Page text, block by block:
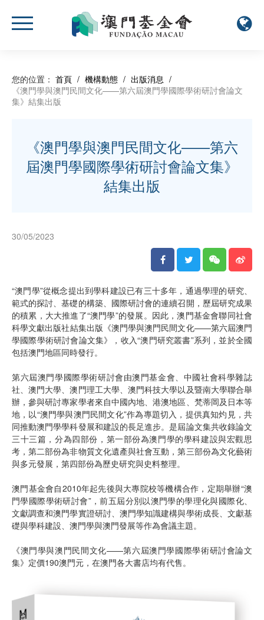
您的位置： 首頁 / 機構動態 / 出版消息 /
《澳門學與澳門民間文化——第六屆澳門學國際學術研討會論文
集》結集出版
《澳門學與澳門民間文化——第六
屆澳門學國際學術研討會論文集》
結集出版
30/05/2023
“澳門學”從概念提出到學科建設已有三十多年，通過學理的研究、
範式的探討、基礎的構築、國際研討會的連續召開，歷屆研究成果
的積累，大大推進了“澳門學”的發展。因此，澳門基金會聯同社會
科學文獻出版社結集出版《澳門學與澳門民間文化——第六屆澳門
學國際學術研討會論文集》，收入“澳門研究叢書”系列，並於全國
包括澳門地區同時發行。
第六屆澳門學國際學術研討會由澳門基金會、中國社會科學雜誌
社、澳門大學、澳門理工大學、澳門科技大學以及暨南大學聯合舉
辦，參與研討專家學者來自中國內地、港澳地區、梵蒂岡及日本等
地，以“澳門學與澳門民間文化”作為專題切入，提供真知灼見，共
同推動澳門學學科發展和建設的長足進步。是屆論文集共收錄論文
三十三篇，分為四部份，第一部份為澳門學的學科建設與宏觀思
考，第二部份為非物質文化遺產與社會互動，第三部份為文化藝術
與多元發展，第四部份為歷史研究與史料整理。
澳門基金會自2010年起先後與大專院校等機構合作，定期舉辦“澳
門學國際學術研討會”，前五屆分別以澳門學的學理化與國際化、
文獻調查和澳門學實證研討、澳門學知識建構與學術成長、文獻基
礎與學科建設、澳門學與澳門發展等作為會議主題。
《澳門學與澳門民間文化——第六屆澳門學國際學術研討會論文
集》定價190澳門元，在澳門各大書店均有代售。